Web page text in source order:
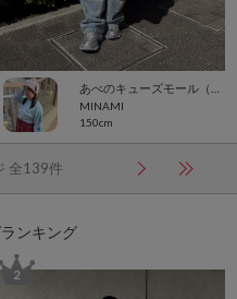
MINAMI
150cm
全139件
ンキング
2